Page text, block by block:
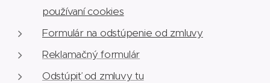
používaní cookies
Formulár na odstúpenie od zmluvy
Reklamačný formulár
Odstúpiť od zmluvy tu